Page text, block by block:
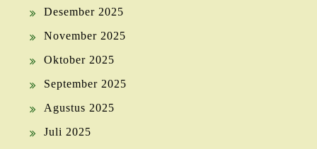
Desember 2025
November 2025
Oktober 2025
September 2025
Agustus 2025
Juli 2025